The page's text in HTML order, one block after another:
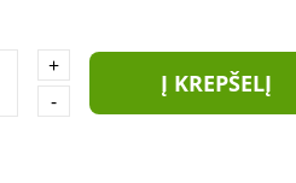
+
-
Į KREPŠELĮ